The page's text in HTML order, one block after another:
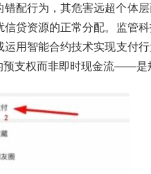
配行为，其危害远超个体
贷资源的正常分配。监管
用智能合约技术实现支付
支权而非即时现金流——是